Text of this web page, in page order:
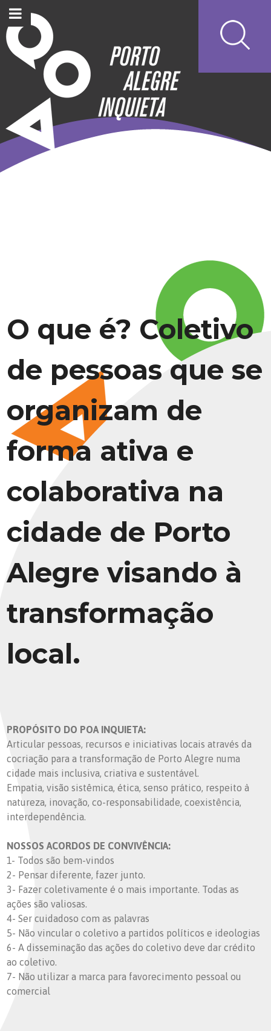
O que é? Coletivo
de pessoas que se
organizam de
forma ativa e
colaborativa na
cidade de Porto
Alegre visando à
transformação
local.
PROPÓSITO DO POA INQUIETA:
Articular pessoas, recursos e iniciativas locais através da
cocriação para a transformação de Porto Alegre numa
cidade mais inclusiva, criativa e sustentável.
Empatia, visão sistêmica, ética, senso prático, respeito à
natureza, inovação, co-responsabilidade, coexistência,
interdependência.
NOSSOS ACORDOS DE CONVIVÊNCIA:
1- Todos são bem-vindos
2- Pensar diferente, fazer junto.
3- Fazer coletivamente é o mais importante. Todas as
ações são valiosas.
4- Ser cuidadoso com as palavras
5- Não vincular o coletivo a partidos políticos e ideologias
6- A disseminação das ações do coletivo deve dar crédito
ao coletivo.
7- Não utilizar a marca para favorecimento pessoal ou
comercial